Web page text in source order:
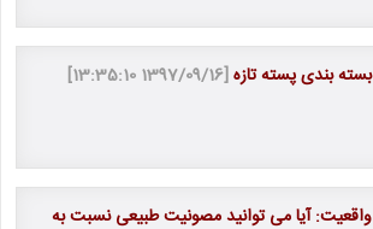
بسته بندی پسته تازه[1397/09/16 13:35:10]
واقعیت: آیا می توانید مصونیت طبیعی نسبت به